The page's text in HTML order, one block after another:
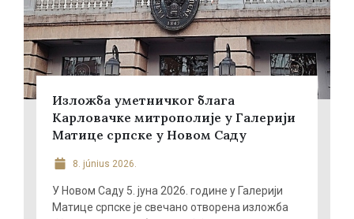
Изложба уметничког блага
Карловачке митрополије у Галерији
Матице српске у Новом Саду
8. június 2026.
У Новом Саду 5. јуна 2026. године у Галерији
Матице српске је свечано отворена изложба